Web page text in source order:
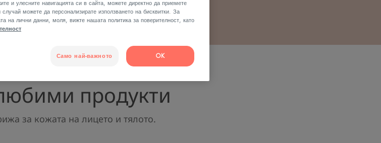
продукти
за кожата на лицето и тялото.
и улесните навигацията си в сайта, можете директно да приемете
можете да персонализирате използването на бисквитки. За
на лични данни, моля, вижте нашата политика за поверителност, като
Само най-важното OK